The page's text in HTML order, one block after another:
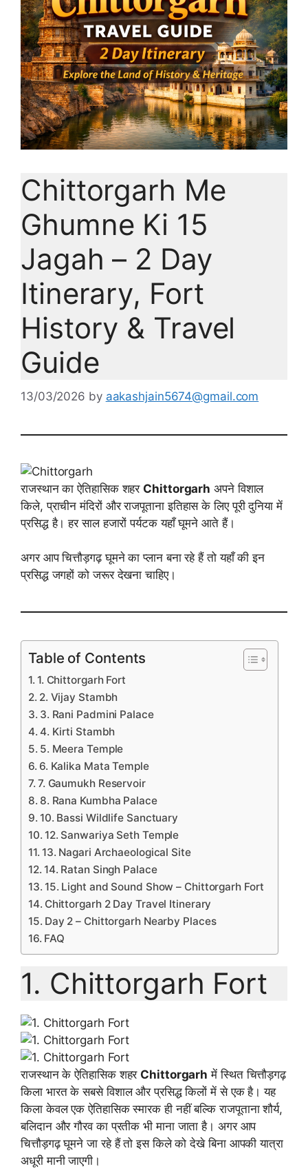
Chittorgarh Me
Ghumne Ki 15
Jagah – 2 Day
Itinerary, Fort
History & Travel
Guide
13/03/2026 by aakashjain5674@gmail.com
राजस्थान का ऐतिहासिक शहर Chittorgarh अपने विशाल
किले, प्राचीन मंदिरों और राजपूताना इतिहास के लिए पूरी दुनिया में
प्रसिद्ध है। हर साल हजारों पर्यटक यहाँ घूमने आते हैं।
अगर आप चित्तौड़गढ़ घूमने का प्लान बना रहे हैं तो यहाँ की इन
प्रसिद्ध जगहों को जरूर देखना चाहिए।
Table of Contents
1. Chittorgarh Fort
2. Vijay Stambh
3. Rani Padmini Palace
4. Kirti Stambh
5. Meera Temple
6. Kalika Mata Temple
7. Gaumukh Reservoir
8. Rana Kumbha Palace
10. Bassi Wildlife Sanctuary
12. Sanwariya Seth Temple
13. Nagari Archaeological Site
14. Ratan Singh Palace
15. Light and Sound Show – Chittorgarh Fort
Chittorgarh 2 Day Travel Itinerary
Day 2 – Chittorgarh Nearby Places
FAQ
1. Chittorgarh Fort
राजस्थान के ऐतिहासिक शहर Chittorgarh में स्थित चित्तौड़गढ़
किला भारत के सबसे विशाल और प्रसिद्ध किलों में से एक है। यह
किला केवल एक ऐतिहासिक स्मारक ही नहीं बल्कि राजपूताना शौर्य,
बलिदान और गौरव का प्रतीक भी माना जाता है। अगर आप
चित्तौड़गढ़ घूमने जा रहे हैं तो इस किले को देखे बिना आपकी यात्रा
अधूरी मानी जाएगी।